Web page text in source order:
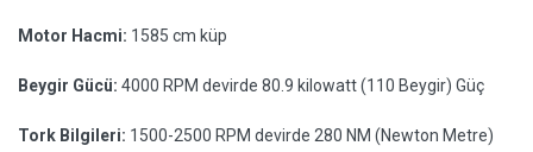
Motor Hacmi: 1585 cm küp
Beygir Gücü: 4000 RPM devirde 80.9 kilowatt (110 Beygir) Güç
Tork Bilgileri: 1500-2500 RPM devirde 280 NM (Newton Metre)